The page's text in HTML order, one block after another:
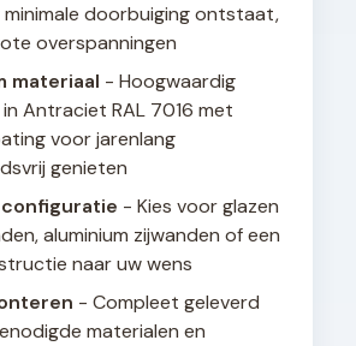
doorbuiging ontstaat,
overspanningen
materiaal - Hoogwaardig
in Antraciet RAL 7016 met
voor jarenlang
genieten
- Kies voor glazen
aluminium zijwanden of een
naar uw wens
- Compleet geleverd
materialen en